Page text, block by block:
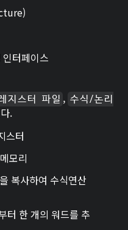
터페이스
지스터 파일 , 수식/논리
.
스터
모리
복사하여 수식연산
터 한 개의 워드를 추